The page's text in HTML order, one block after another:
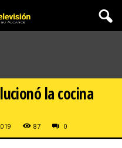
la cocina
87 0